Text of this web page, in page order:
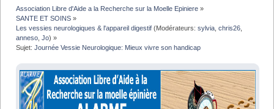
Association Libre d'Aide a la Recherche sur la Moelle Epiniere »
SANTE ET SOINS »
Les vessies neurologiques & l'appareil digestif (Modérateurs:sylvia ,chris26
anneso ,Jo) »
Sujet:Journée Vessie Neurologique: Mieux vivre son handicap